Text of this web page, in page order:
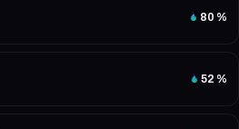
80 %
52 %